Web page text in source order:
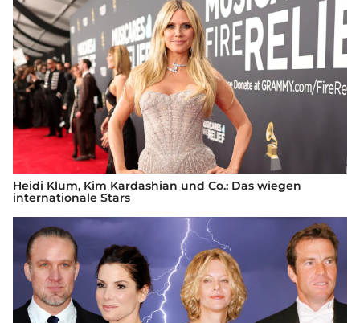
Heidi Klum, Kim Kardashian und Co.: Das wiegen
internationale Stars